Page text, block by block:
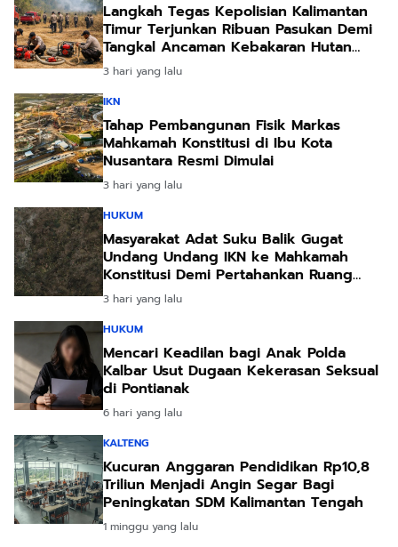
Langkah Tegas Kepolisian Kalimantan
Timur Terjunkan Ribuan Pasukan Demi
Tangkal Ancaman Kebakaran Hutan
Akibat Kemarau Ekstrem
3 hari yang lalu
IKN
Tahap Pembangunan Fisik Markas
Mahkamah Konstitusi di Ibu Kota
Nusantara Resmi Dimulai
3 hari yang lalu
HUKUM
Masyarakat Adat Suku Balik Gugat
Undang Undang IKN ke Mahkamah
Konstitusi Demi Pertahankan Ruang
Hidup Leluhur
3 hari yang lalu
HUKUM
Mencari Keadilan bagi Anak Polda
Kalbar Usut Dugaan Kekerasan Seksual
di Pontianak
6 hari yang lalu
KALTENG
Kucuran Anggaran Pendidikan Rp10,8
Triliun Menjadi Angin Segar Bagi
Peningkatan SDM Kalimantan Tengah
1 minggu yang lalu